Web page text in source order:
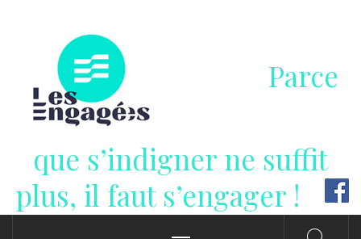
contenu
Parce
que s’indigner ne suffit
plus, il faut s’engager !